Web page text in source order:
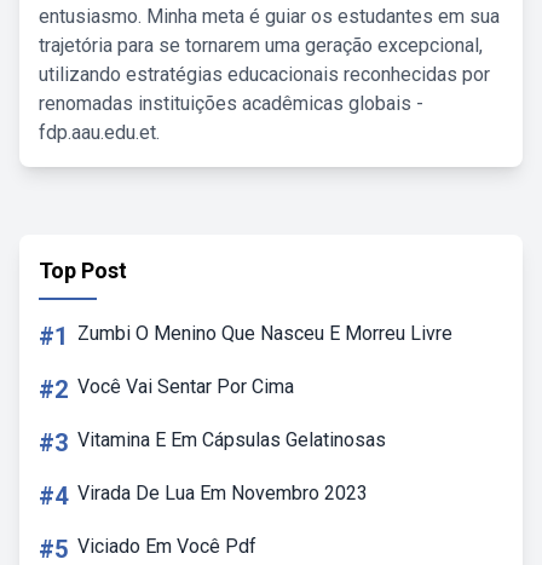
entusiasmo. Minha meta é guiar os estudantes em sua
trajetória para se tornarem uma geração excepcional,
utilizando estratégias educacionais reconhecidas por
renomadas instituições acadêmicas globais -
fdp.aau.edu.et.
Top Post
#1 Zumbi O Menino Que Nasceu E Morreu Livre
#2 Você Vai Sentar Por Cima
#3 Vitamina E Em Cápsulas Gelatinosas
#4 Virada De Lua Em Novembro 2023
#5 Viciado Em Você Pdf